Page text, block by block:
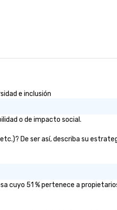
e inclusión
o de impacto social.
De ser así, describa su
cuyo 51 % pertenece a